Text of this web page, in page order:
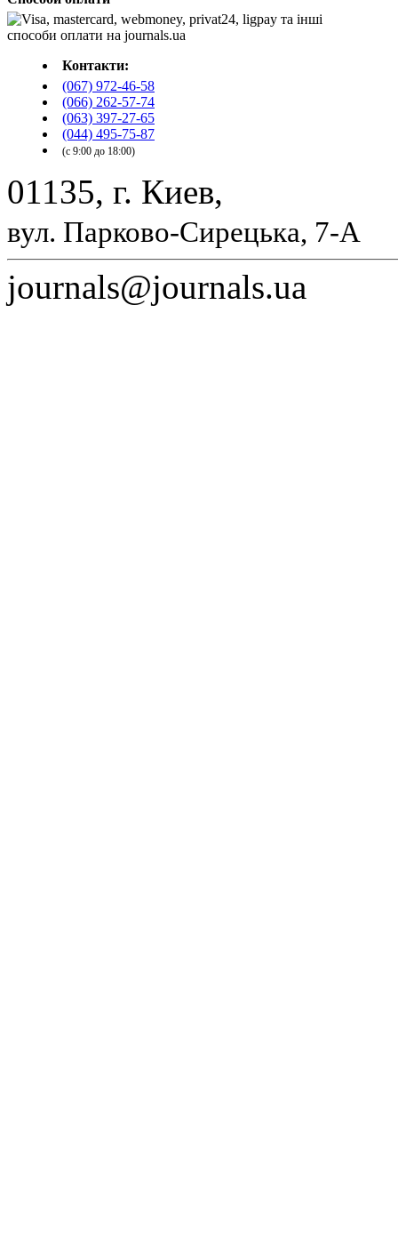
Контакти:
(067) 972-46-58
(066) 262-57-74
(063) 397-27-65
(044) 495-75-87
(с 9:00 до 18:00)
01135, г. Киев,
вул. Парково-Сирецька, 7-А
journals@journals.ua